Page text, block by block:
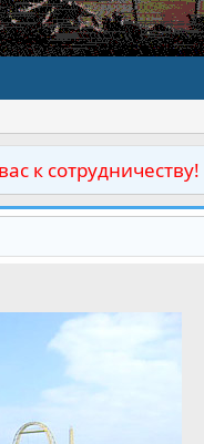
к сотрудничеству!